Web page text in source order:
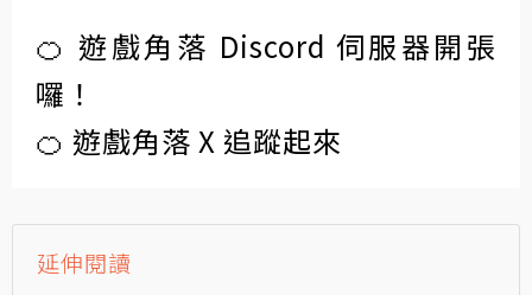
🍊 遊戲角落 Discord 伺服器開張
囉！
🍊 遊戲角落 X 追蹤起來
延伸閱讀